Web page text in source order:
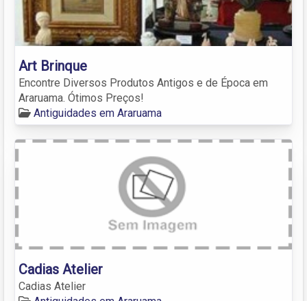
Art Brinque
Encontre Diversos Produtos Antigos e de Época em
Araruama. Ótimos Preços!
Antiguidades em Araruama
Cadias Atelier
Cadias Atelier